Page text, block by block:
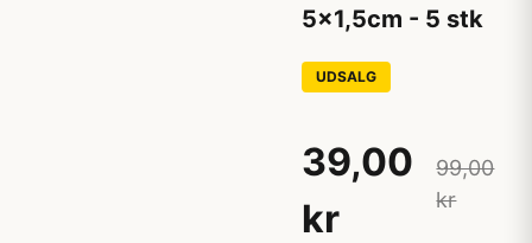
5x1,5cm - 5 stk
UDSALG
39,00
kr
99,00
kr